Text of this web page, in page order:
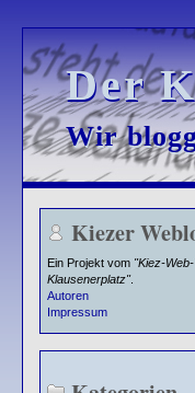
Der
Der
Wir
Wir
Kiezer
Ein Projekt vom "Kiez-
Klausenerplatz".
Autoren
Impressum